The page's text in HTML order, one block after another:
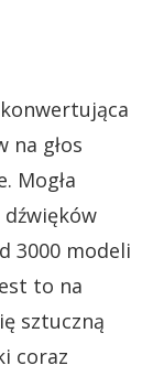
na głos
Mogła
3000 modeli
to na
sztuczną
coraz